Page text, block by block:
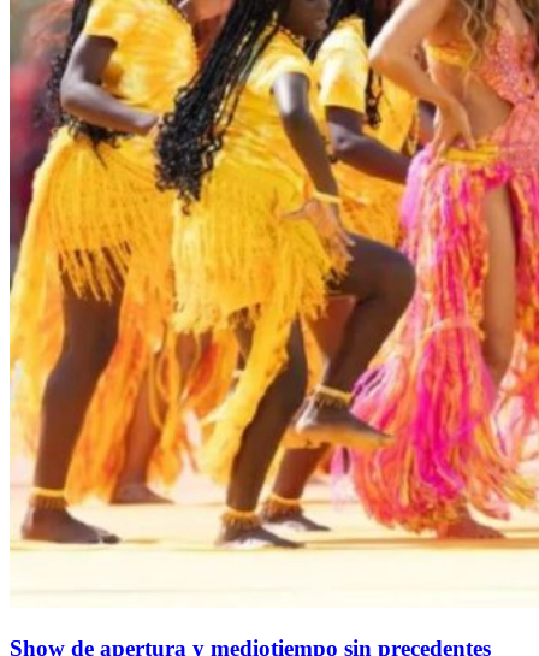
Show de apertura y mediotiempo sin precedentes